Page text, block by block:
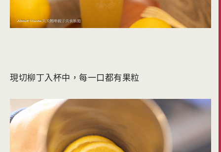
現切柳丁入杯中，每一口都有果粒